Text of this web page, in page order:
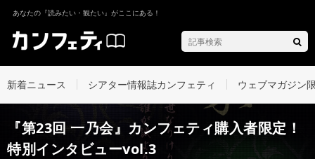
あなたの『読みたい・観たい』がここにある！
新着ニュース シアター情報誌カンフェティ ウェブマガジン
『第23回 一乃会』カンフェティ購入者限定！
特別インタビューvol.3